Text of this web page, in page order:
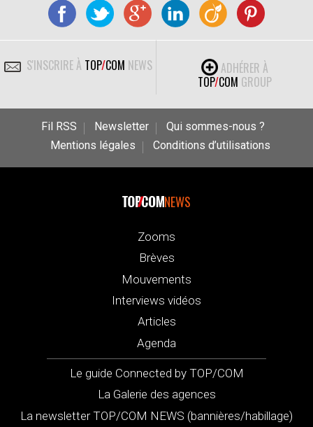
S'INSCRIRE À TOP/COM NEWS
ADHÉRER À
TOP/COM GROUP
Fil RSS Newsletter
Qui sommes-nous ?
Mentions légales
Conditions d’utilisations
NEWS
Zooms
Brèves
Mouvements
Interviews vidéos
Articles
Agenda
Le guide Connected by TOP/COM
La Galerie des agences
La newsletter TOP/COM NEWS (bannières/habillage)